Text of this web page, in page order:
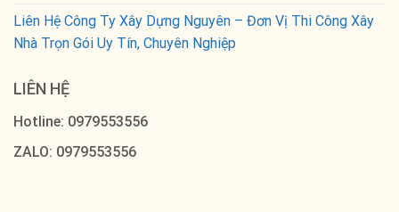
Liên Hệ Công Ty Xây Dựng Nguyên – Đơn Vị Thi Công Xây
Nhà Trọn Gói Uy Tín, Chuyên Nghiệp
LIÊN HỆ
Hotline: 0979553556
ZALO: 0979553556